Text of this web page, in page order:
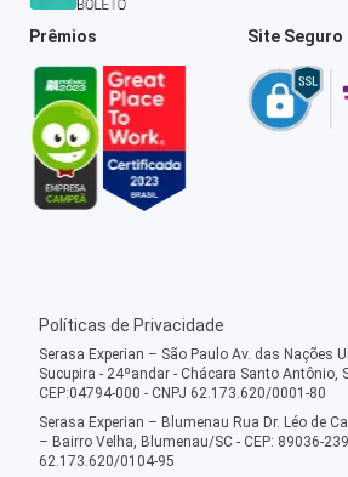
Prêmios Site Seguro
Políticas de Privacidade
Serasa Experian – São Paulo Av. das Nações
Sucupira - 24ºandar - Chácara Santo Antônio,
CEP:04794-000 - CNPJ 62.173.620/0001-80
Serasa Experian – Blumenau Rua Dr. Léo de
– Bairro Velha, Blumenau/SC - CEP: 89036-
62.173.620/0104-95